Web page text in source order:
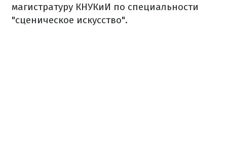
магистратуру КНУКиИ по специальности
"сценическое искусство".